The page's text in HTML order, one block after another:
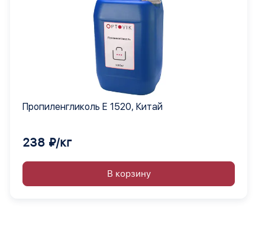
Пропиленгликоль Е 1520, Китай
238 ₽/кг
В корзину